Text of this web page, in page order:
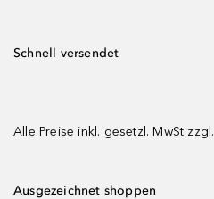
Schnell versendet
Alle Preise inkl. gesetzl. MwSt zzgl.
Ausgezeichnet shoppen